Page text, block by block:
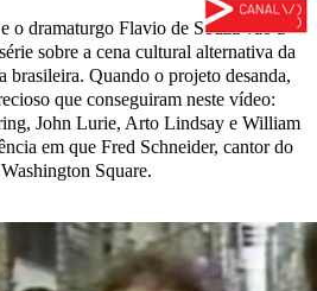
o dramaturgo Flavio de Souza vão a
sobre a cena cultural alternativa da
brasileira. Quando o projeto desanda,
que conseguiram neste vídeo:
John Lurie, Arto Lindsay e William
em que Fred Schneider, cantor do
Square.